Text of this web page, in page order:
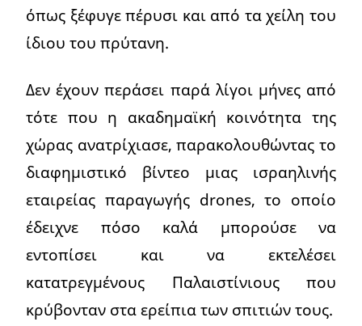
όπως ξέφυγε πέρυσι και από τα χείλη του
ίδιου του πρύτανη.
Δεν έχουν περάσει παρά λίγοι μήνες από
τότε που η ακαδημαϊκή κοινότητα της
χώρας ανατρίχιασε, παρακολουθώντας το
διαφημιστικό βίντεο μιας ισραηλινής
εταιρείας παραγωγής drones, το οποίο
έδειχνε πόσο καλά μπορούσε να
εντοπίσει και να εκτελέσει
κατατρεγμένους Παλαιστίνιους που
κρύβονταν στα ερείπια των σπιτιών τους.